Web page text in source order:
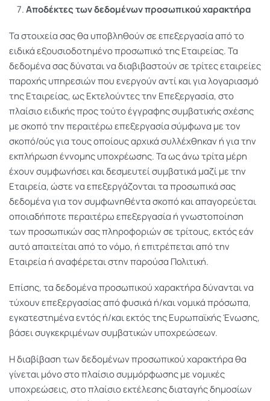
Αποδέκτες των δεδομένων προσωπικού χαρακτήρα
Τα στοιχεία σας θα υποβληθούν σε επεξεργασία από το
ειδικά εξουσιοδοτημένο προσωπικό της Εταιρείας. Τα
δεδομένα σας δύναται να διαβιβαστούν σε τρίτες εταιρείες
παροχής υπηρεσιών που ενεργούν αντί και για λογαριασμό
της Εταιρείας, ως Εκτελούντες την Επεξεργασία, στο
πλαίσιο ειδικής προς τούτο έγγραφης συμβατικής σχέσης
με σκοπό την περαιτέρω επεξεργασία σύμφωνα με τον
σκοπό/ούς για τους οποίους αρχικά συλλέχθηκαν ή για την
εκπλήρωση έννομης υποχρέωσης. Τα ως άνω τρίτα μέρη
έχουν συμφωνήσει και δεσμευτεί συμβατικά μαζί με την
Εταιρεία, ώστε να επεξεργάζονται τα προσωπικά σας
δεδομένα για τον συμφωνηθέντα σκοπό και απαγορεύεται
οποιαδήποτε περαιτέρω επεξεργασία ή γνωστοποίηση
των προσωπικών σας πληροφοριών σε τρίτους, εκτός εάν
αυτό απαιτείται από το νόμο, ή επιτρέπεται από την
Εταιρεία ή αναφέρεται στην παρούσα Πολιτική.
Επίσης, τα δεδομένα προσωπικού χαρακτήρα δύνανται να
τύχουν επεξεργασίας από φυσικά ή/και νομικά πρόσωπα,
εγκατεστημένα εντός ή/και εκτός της Ευρωπαϊκής Ένωσης,
βάσει συγκεκριμένων συμβατικών υποχρεώσεων.
Η διαβίβαση των δεδομένων προσωπικού χαρακτήρα θα
γίνεται μόνο στο πλαίσιο συμμόρφωσης με νομικές
υποχρεώσεις, στο πλαίσιο εκτέλεσης διαταγής δημοσίων